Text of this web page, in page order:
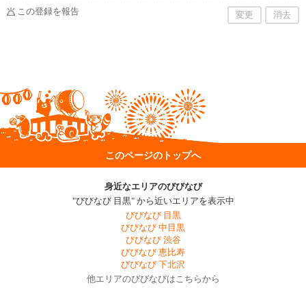
この登録を報告 変更 消去
このページのトップへ
身近なエリアのびびなび
"びびなび 目黒" から近いエリアを表示中
びびなび 目黒
びびなび 中目黒
びびなび 渋谷
びびなび 恵比寿
びびなび 下北沢
他エリアのびびなびはこちらから